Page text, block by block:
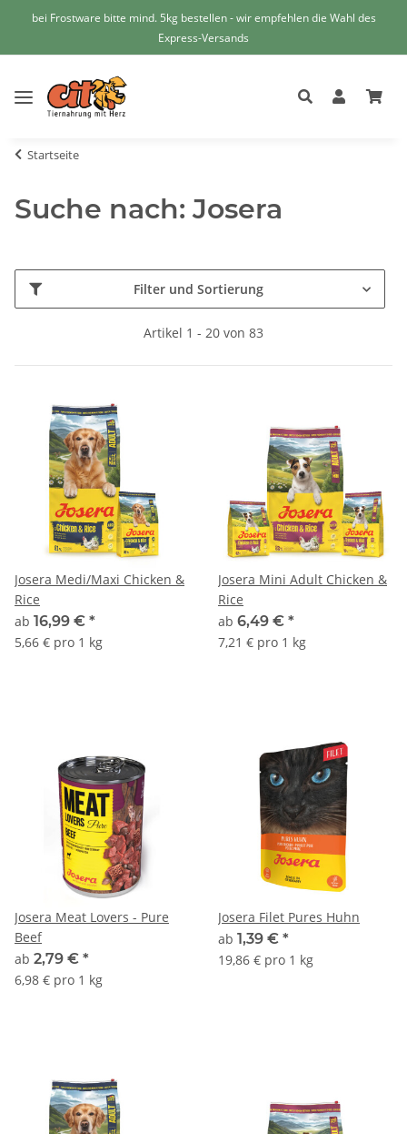
bei Frostware bitte mind. 5kg bestellen - wir empfehlen die Wahl des
Express-Versands
Startseite
Suche nach: Josera
Filter und Sortierung
Artikel 1 - 20 von 83
Josera Medi/Maxi Chicken &
Rice
ab 16,99 € *
5,66 € pro 1 kg
Josera Mini Adult Chicken &
Rice
ab 6,49 € *
7,21 € pro 1 kg
Josera Meat Lovers - Pure
Beef
ab 2,79 € *
6,98 € pro 1 kg
Josera Filet Pures Huhn
ab 1,39 € *
19,86 € pro 1 kg